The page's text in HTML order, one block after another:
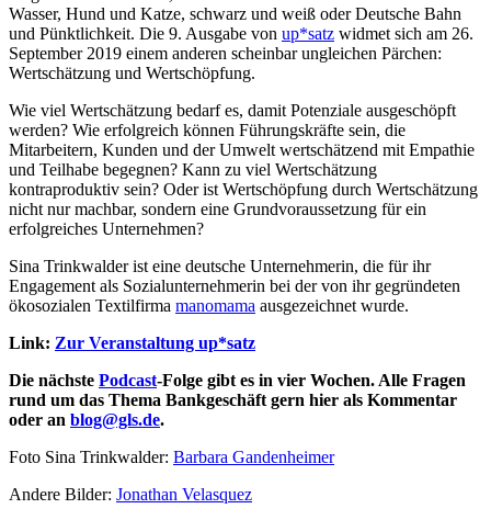
Wasser, Hund und Katze, schwarz und weiß oder Deutsche Bahn
und Pünktlichkeit. Die 9. Ausgabe von up*satz widmet sich am 26.
September 2019 einem anderen scheinbar ungleichen Pärchen:
Wertschätzung und Wertschöpfung.
Wie viel Wertschätzung bedarf es, damit Potenziale ausgeschöpft
werden? Wie erfolgreich können Führungskräfte sein, die
Mitarbeitern, Kunden und der Umwelt wertschätzend mit Empathie
und Teilhabe begegnen? Kann zu viel Wertschätzung
kontraproduktiv sein? Oder ist Wertschöpfung durch Wertschätzung
nicht nur machbar, sondern eine Grundvoraussetzung für ein
erfolgreiches Unternehmen?
Sina Trinkwalder ist eine deutsche Unternehmerin, die für ihr
Engagement als Sozialunternehmerin bei der von ihr gegründeten
ökosozialen Textilfirma manomama ausgezeichnet wurde.
Link: Zur Veranstaltung up*satz
Die nächste Podcast-Folge gibt es in vier Wochen. Alle Fragen
rund um das Thema Bankgeschäft gern hier als Kommentar
oder an blog@gls.de.
Foto Sina Trinkwalder: Barbara Gandenheimer
Andere Bilder: Jonathan Velasquez